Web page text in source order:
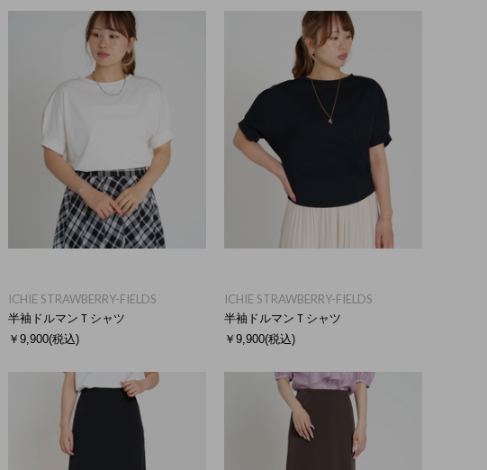
ICHIE STRAWBERRY-FIELDS
半袖ドルマンＴシャツ
￥9,900(税込)
ICHIE STRAWBERRY-FIELDS
半袖ドルマンＴシャツ
￥9,900(税込)